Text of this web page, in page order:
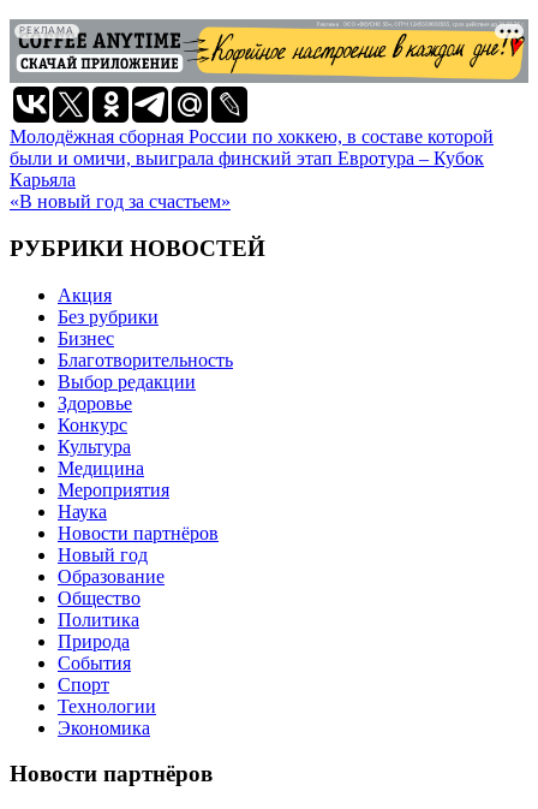
РЕКЛАМА
Навигация
по
записям
Молодёжная сборная России по хоккею, в составе которой
были и омичи, выиграла финский этап Евротура – Кубок
Карьяла
«В новый год за счастьем»
РУБРИКИ НОВОСТЕЙ
Акция
Без рубрики
Бизнес
Благотворительность
Выбор редакции
Здоровье
Конкурс
Культура
Медицина
Мероприятия
Наука
Новости партнёров
Новый год
Образование
Общество
Политика
Природа
События
Спорт
Технологии
Экономика
Новости партнёров